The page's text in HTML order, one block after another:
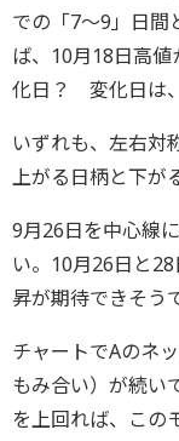
での「7～9」日間
ば、10月18日高
化日？ 変化日は
いずれも、左右対
上がる日柄と下が
9月26日を中心線
い。10月26日と
昇が期待できそう
チャートでAのネ
もみ合い）が続い
を上回れば、この